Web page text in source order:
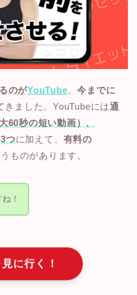
のがYouTube。今までに
きました。YouTubeには通
60秒の短い動画）、
つに加えて、 有料の
ものがあります。
！
に行く！